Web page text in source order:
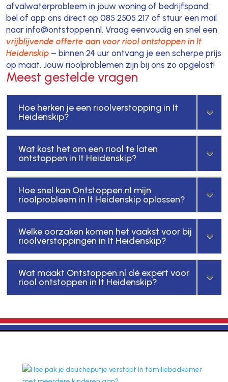
afvalwaterprobleem in jouw woning of bedrijfspand:
bel of app ons direct op 085 2505 217 of stuur een mail
naar info@ontstoppen.nl. Vraag eenvoudig en snel een
vrijblijvende offerte aan voor riool ontstoppen in It
Heidenskip– binnen 24 uur ontvang je een scherpe prijs
op maat. Jouw rioolproblemen zijn bij ons zo opgelost!
Meest gestelde vragen
Hoe herken je een rioolverstopping in It
Heidenskip?
Wat kost het om een riool te laten
ontstoppen in It Heidenskip?
Hoe snel kan Ontstoppen.nl mijn
rioolprobleem in It Heidenskip oplossen?
Welke oorzaken komen het vaakst voor bij
rioolverstoppingen in It Heidenskip?
Wat maakt Ontstoppen.nl dé expert voor
riool ontstoppen in It Heidenskip?